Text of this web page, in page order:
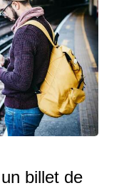
billet de